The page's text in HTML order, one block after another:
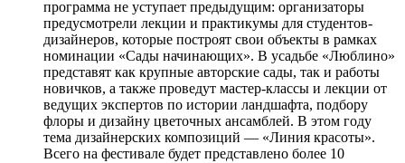
программа не уступает предыдущим: организаторы
предусмотрели лекции и практикумы для студентов-
дизайнеров, которые построят свои объекты в рамках
номинации «Сады начинающих». В усадьбе «Люблино»
представят как крупные авторские сады, так и работы
новичков, а также проведут мастер-классы и лекции от
ведущих экспертов по истории ландшафта, подбору
флоры и дизайну цветочных ансамблей. В этом году
тема дизайнерских композиций — «Линия красоты».
Всего на фестивале будет представлено более 10